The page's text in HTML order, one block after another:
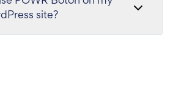
site?